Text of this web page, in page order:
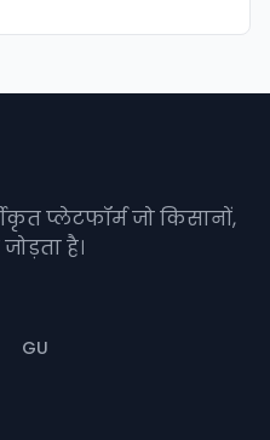
प्लेटफॉर्म जो किसानों,
है।
GU